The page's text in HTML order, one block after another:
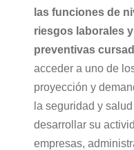
las funciones de
riesgos laborales
preventivas
acceder a uno de
proyección y
la seguridad y
desarrollar su
empresas,